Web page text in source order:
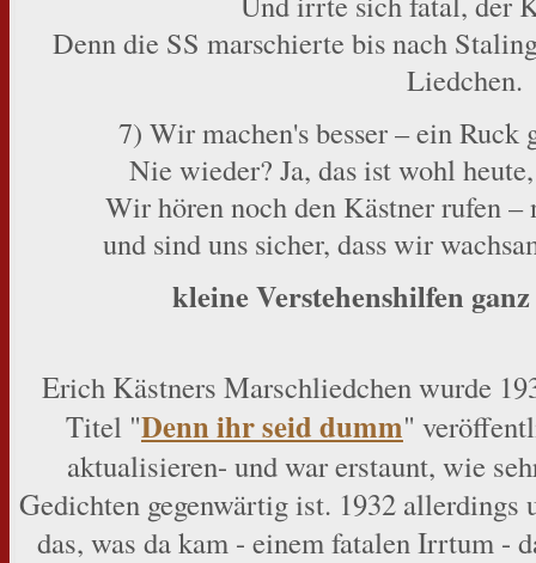
Denn die SS marschierte bis nach
Liedchen.
7) Wir machen's besser – ein
Nie wieder? Ja, das ist wohl
Wir hören noch den Kästner rufen –
und sind uns sicher, dass wir
kleine Verstehenshilfen
Erich Kästners Marschliedchen wurde
Titel "Denn ihr seid dumm"
aktualisieren- und war erstaunt, wie
Gedichten gegenwärtig ist. 1932
das, was da kam - einem fatalen Irrtum -